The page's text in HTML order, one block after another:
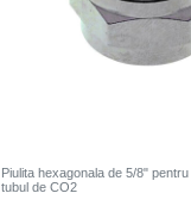
Piulita hexagonala de 5/8"
tubul de CO2